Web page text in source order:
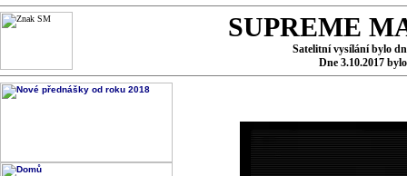
SUPREME
Satelitní vysílání bylo
Dne 3.10.2017